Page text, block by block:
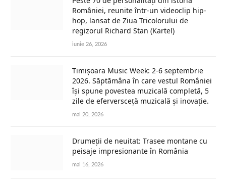
României, reunite într-un videoclip hip-
hop, lansat de Ziua Tricolorului de
regizorul Richard Stan (Kartel)
iunie 26, 2026
Timișoara Music Week: 2-6 septembrie
2026. Săptămâna în care vestul României
își spune povestea muzicală completă, 5
zile de eferversceță muzicală și inovație.
mai 20, 2026
Drumeții de neuitat: Trasee montane cu
peisaje impresionante în România
mai 16, 2026